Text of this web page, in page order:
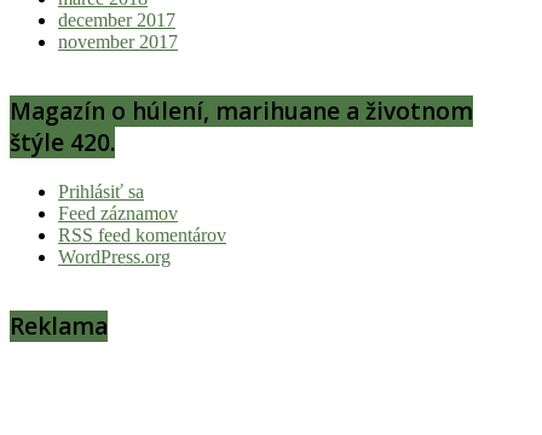
december 2017
november 2017
Magazín o húlení, marihuane a životnom
štýle 420.
Prihlásiť sa
Feed záznamov
RSS feed komentárov
WordPress.org
Reklama